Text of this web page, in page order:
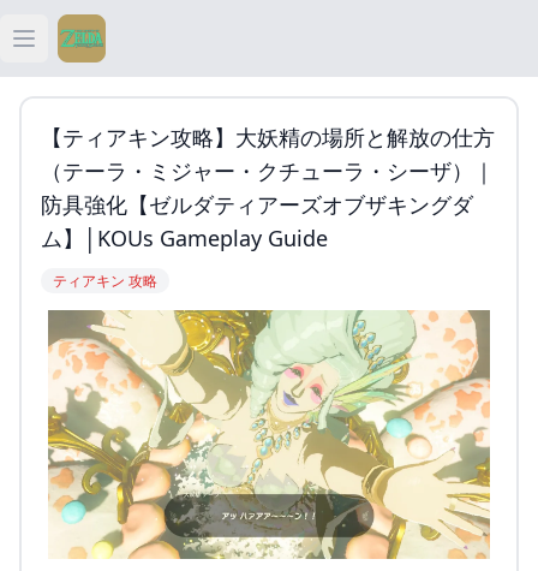
Open main menu
ティアキン
ティアキン 祠
ティアキン 武器
【ティアキン攻略】大妖精の場所と解放の仕方
（テーラ・ミジャー・クチューラ・シーザ）｜
防具強化【ゼルダティアーズオブザキングダ
ム】│KOUs Gameplay Guide
ティアキン 攻略